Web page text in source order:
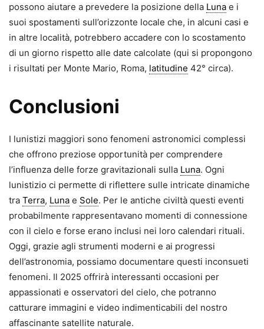
possono aiutare a prevedere la posizione della Luna e i
suoi spostamenti sull’orizzonte locale che, in alcuni casi e
in altre località, potrebbero accadere con lo scostamento
di un giorno rispetto alle date calcolate (qui si propongono
i risultati per Monte Mario, Roma, latitudine 42° circa).
Conclusioni
I lunistizi maggiori sono fenomeni astronomici complessi
che offrono preziose opportunità per comprendere
l’influenza delle forze gravitazionali sulla Luna. Ogni
lunistizio ci permette di riflettere sulle intricate dinamiche
tra Terra, Luna e Sole. Per le antiche civiltà questi eventi
probabilmente rappresentavano momenti di connessione
con il cielo e forse erano inclusi nei loro calendari rituali.
Oggi, grazie agli strumenti moderni e ai progressi
dell’astronomia, possiamo documentare questi inconsueti
fenomeni. Il 2025 offrirà interessanti occasioni per
appassionati e osservatori del cielo, che potranno
catturare immagini e video indimenticabili del nostro
affascinante satellite naturale.